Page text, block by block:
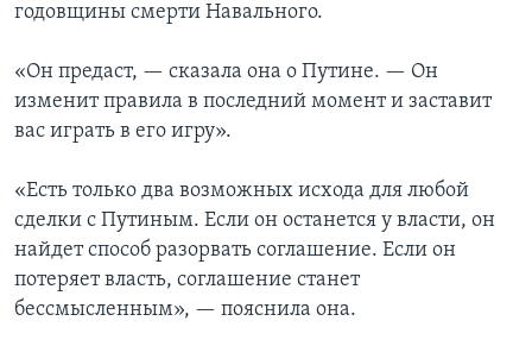
годовщины смерти Навального.
«Он предаст, — сказала она о Путине. — Он
изменит правила в последний момент и заставит
вас играть в его игру».
«Есть только два возможных исхода для любой
сделки с Путиным. Если он останется у власти, он
найдет способ разорвать соглашение. Если он
потеряет власть, соглашение станет
бессмысленным», — пояснила она.